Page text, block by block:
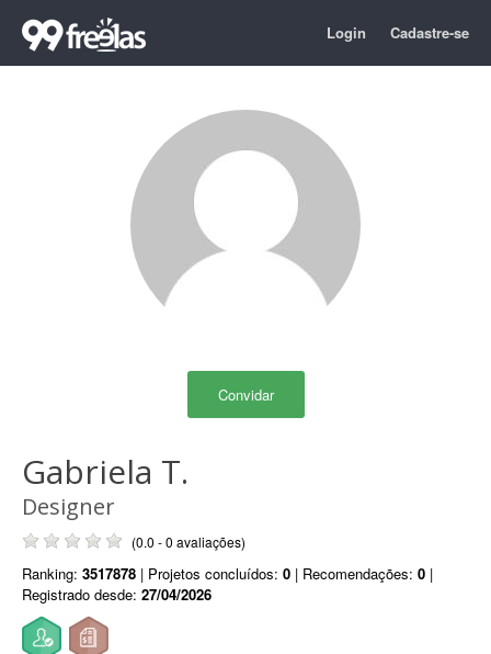
Login Cadastre-se
Convidar
Gabriela T.
Designer
(0.0 - 0 avaliações)
Ranking: 3517878 | Projetos concluídos: 0 | Recomendações: 0 |
Registrado desde: 27/04/2026